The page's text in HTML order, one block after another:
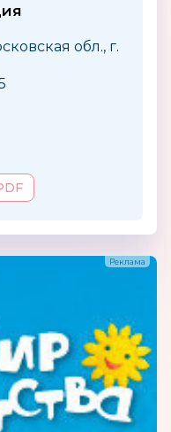
обл., г.